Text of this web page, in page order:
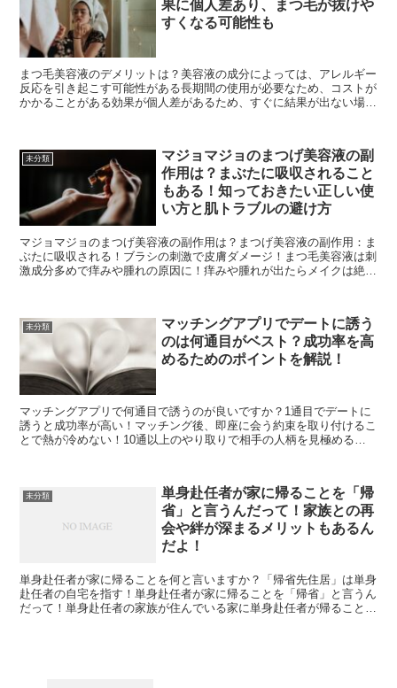
果に個人差あり、まつ毛が抜けや
すくなる可能性も
まつ毛美容液のデメリットは？美容液の成分によっては、アレルギー
反応を引き起こす可能性がある長期間の使用が必要なため、コストが
かかることがある効果が個人差があるため、すぐに結果が出ない場合
未分類
マジョマジョのまつげ美容液の副
作用は？まぶたに吸収されること
もある！知っておきたい正しい使
い方と肌トラブルの避け方
マジョマジョのまつげ美容液の副作用は？まつげ美容液の副作用：ま
ぶたに吸収される！ブラシの刺激で皮膚ダメージ！まつ毛美容液は刺
激成分多めで痒みや腫れの原因に！痒みや腫れが出たらメイクは絶対
未分類
マッチングアプリでデートに誘う
のは何通目がベスト？成功率を高
めるためのポイントを解説！
マッチングアプリで何通目で誘うのが良いですか？1通目でデートに
誘うと成功率が高い！マッチング後、即座に会う約束を取り付けるこ
とで熱が冷めない！10通以上のやり取りで相手の人柄を見極めるこ
未分類
単身赴任者が家に帰ることを「帰
省」と言うんだって！家族との再
会や絆が深まるメリットもあるん
だよ！
単身赴任者が家に帰ることを何と言いますか？「帰省先住居」は単身
赴任者の自宅を指す！単身赴任者が家に帰ることを「帰省」と言うん
だって！単身赴任者の家族が住んでいる家に単身赴任者が帰ることも